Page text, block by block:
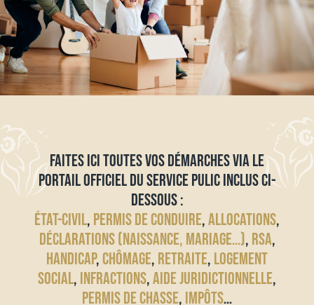
FAITES ICI TOUTES VOS DÉMARCHES VIA LE
PORTAIL OFFICIEL DU SERVICE PULIC INCLUS CI-
DESSOUS :
ÉTAT-CIVIL, PERMIS DE CONDUIRE,ALLOCATIONS,
DÉCLARATIONS (NAISSANCE, MARIAGE…), RSA,
HANDICAP, CHÔMAGE, RETRAITE, LOGEMENT
SOCIAL, INFRACTIONS,AIDE JURIDICTIONNELLE,
PERMIS DE CHASSE, IMPÔTS…